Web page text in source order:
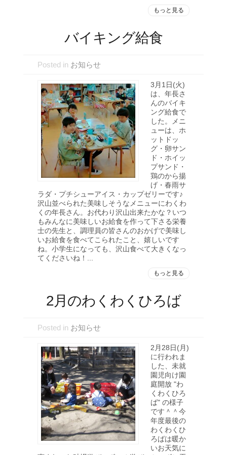
もっと見る
バイキング給食
Posted in お知らせ
3月1日(火)
は、年長さ
んのバイキ
ング給食で
した。メニ
ューは、ホ
ットドッ
グ・卵サン
ド・ホイッ
プサンド・
鶏のから揚
げ・春雨サ
ラダ・プチシューアイス・カップゼリーです♪
沢山並べられた美味しそうなメニューにわくわ
くの年長さん。お代わり沢山出来たかな？いつ
もみんなに美味しいお給食を作って下さる栄養
士の先生と、調理員の皆さんのおかげで美味し
いお給食を食べてこられたこと、嬉しいです
ね。小学生になっても、沢山食べて大きくなっ
てくださいね！...
もっと見る
2月のわくわくひろば
Posted in お知らせ
2月28日(月)
に行われま
した、未就
園児向け園
庭開放 "わ
くわくひろ
ば" の様子
です＾＾今
年度最後の
わくわくひ
ろばは暖か
いお天気に